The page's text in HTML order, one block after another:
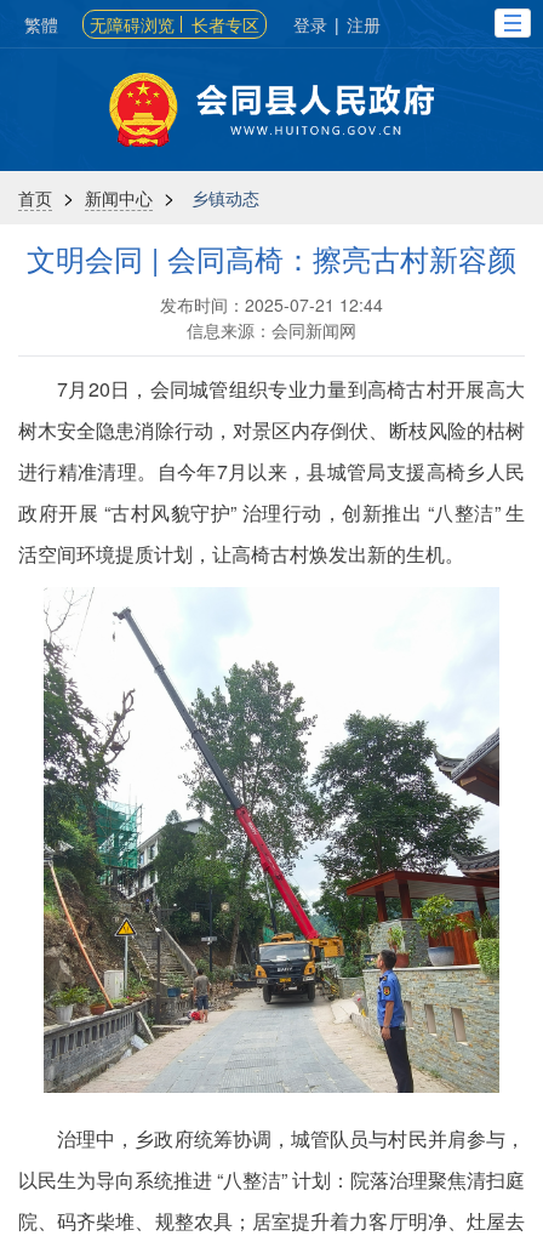
繁體 无障碍浏览 长者专区 登录 | 注册
首页 > 新闻中心 > 乡镇动态
文明会同 | 会同高椅：擦亮古村新容颜
发布时间：2025-07-21 12:44
信息来源：会同新闻网
7月20日，会同城管组织专业力量到高椅古村开展高大
树木安全隐患消除行动，对景区内存倒伏、断枝风险的枯树
进行精准清理。自今年7月以来，县城管局支援高椅乡人民
政府开展 “古村风貌守护” 治理行动，创新推出 “八整洁” 生
活空间环境提质计划，让高椅古村焕发出新的生机。
治理中，乡政府统筹协调，城管队员与村民并肩参与，
以民生为导向系统推进 “八整洁” 计划：院落治理聚焦清扫庭
院、码齐柴堆、规整农具；居室提升着力客厅明净、灶屋去